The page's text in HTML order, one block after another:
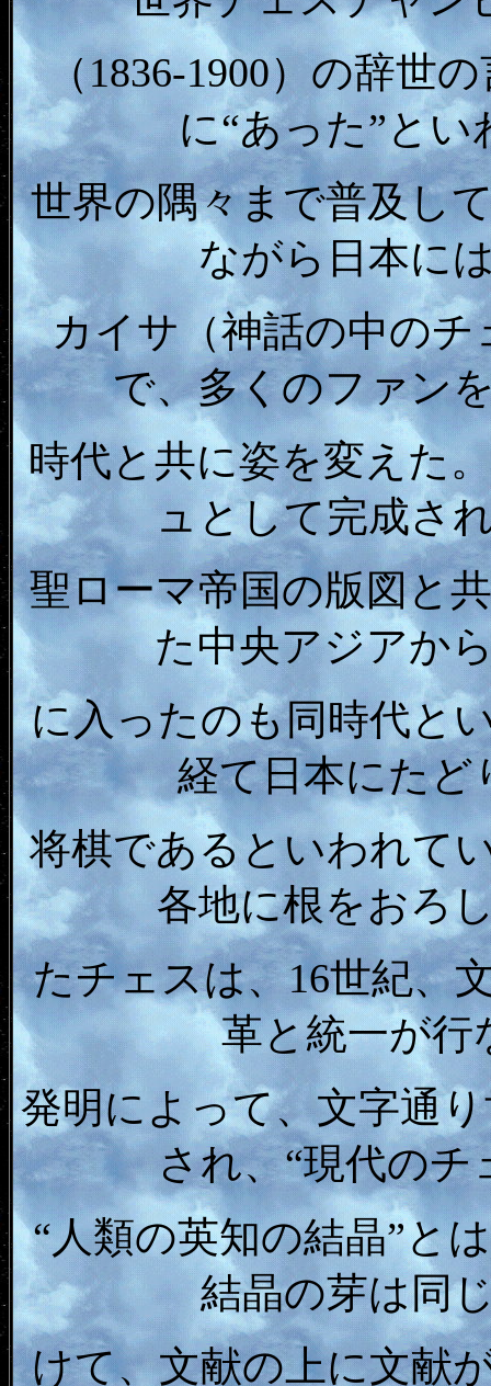
（1836-1900）の辞世
に“あった”と
世界の隅々まで普及し
ながら日本に
カイサ（神話の中の
で、多くのファン
時代と共に姿を変えた
ュとして完成さ
聖ローマ帝国の版図と
た中央アジアか
に入ったのも同時代と
経て日本にたど
将棋であるといわれて
各地に根をおろ
たチェスは、16世紀、
革と統一が行
発明によって、文字通
され、“現代のチ
“人類の英知の結晶”と
結晶の芽は同
けて、文献の上に文献